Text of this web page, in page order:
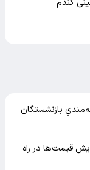
گندم
بازنشستگان
قیمت‌ها در راه